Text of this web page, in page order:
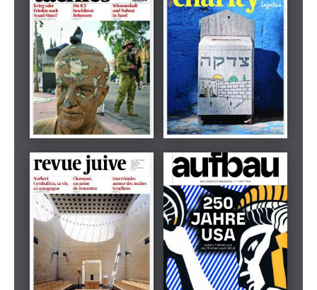
Dezember 2024
tachles
März 2026
Beilage